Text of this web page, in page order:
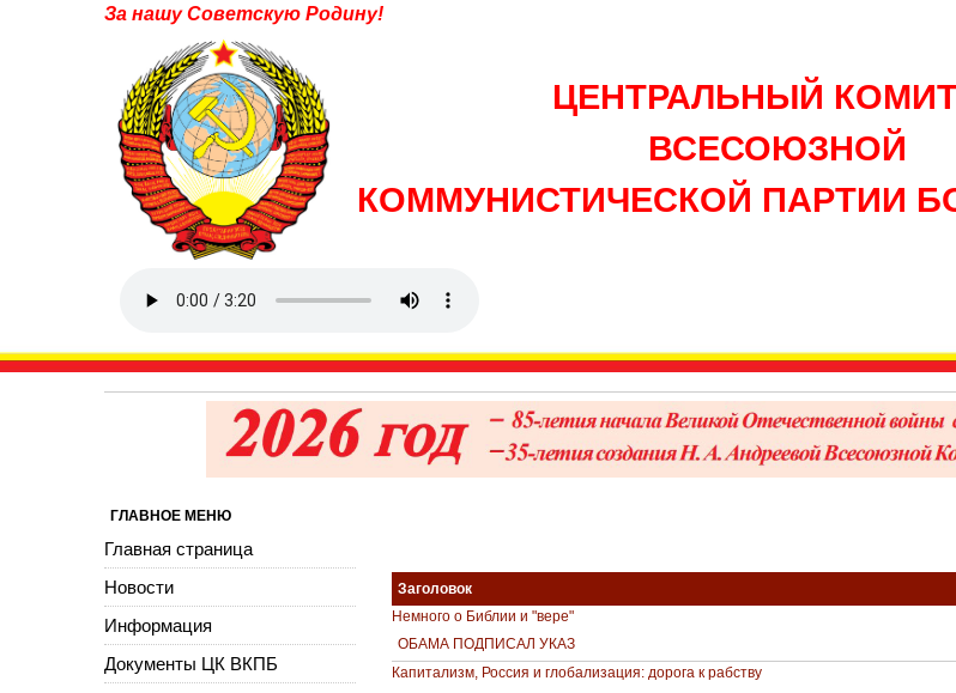
За нашу Советскую Родину!
ЦЕНТРАЛЬНЫЙ
ВСЕСОЮЗНОЙ
КОММУНИСТИЧЕСКОЙ ПАРТИИ
Заголовок
Немного о Библии и "вере"
ОБАМА ПОДПИСАЛ УКАЗ
Капитализм, Россия и глобализация: дорога к рабству
ГЛАВНОЕ МЕНЮ
Главная страница
Новости
Информация
Документы ЦК ВКПБ